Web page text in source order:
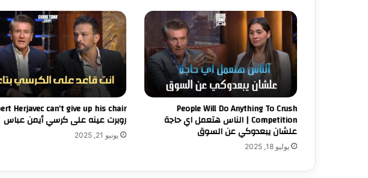
People Will Do Anything To Crush
Competition | الناس هتعمل اي حاجة
علشان يبعدوكي عن السوق
يوليو 18, 2025
روبرت عينه على كرسي أيمن عباس
يونيو 21, 2025